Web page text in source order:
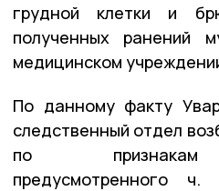
грудной клетки и
полученных ранений
медицинском
По данному факту
следственный отдел
по признакам